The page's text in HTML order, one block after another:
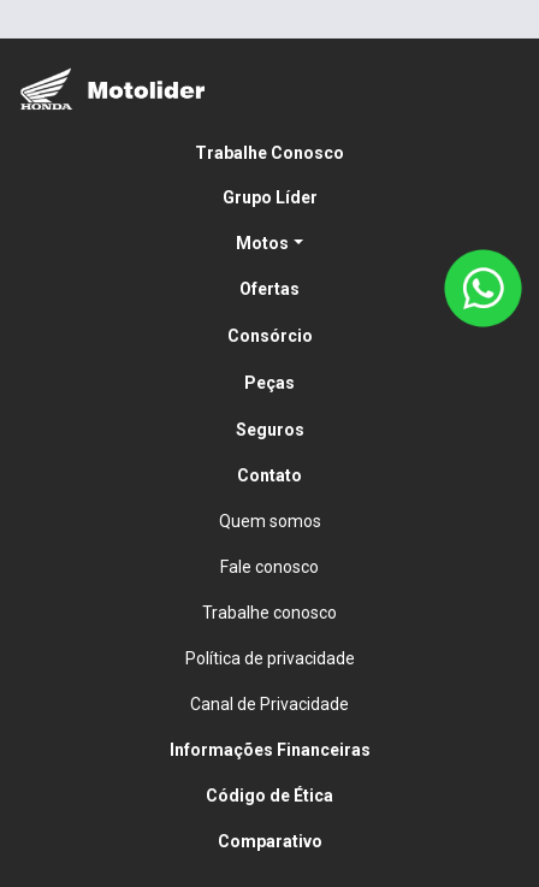
Trabalhe Conosco
Grupo Líder
Motos
Ofertas
Consórcio
Peças
Seguros
Contato
Quem somos
Fale conosco
Trabalhe conosco
Política de privacidade
Canal de Privacidade
Informações Financeiras
Código de Ética
Comparativo